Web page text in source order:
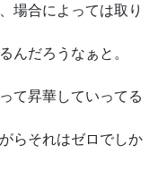
場合によっては取り
んだろうなぁと。
て昇華していってる
らそれはゼロでしか